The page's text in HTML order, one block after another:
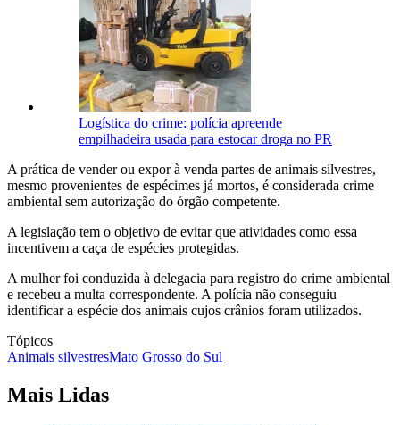
Logística do crime: polícia apreende
empilhadeira usada para estocar droga no PR
A prática de vender ou expor à venda partes de animais silvestres,
mesmo provenientes de espécimes já mortos, é considerada crime
ambiental sem autorização do órgão competente.
A legislação tem o objetivo de evitar que atividades como essa
incentivem a caça de espécies protegidas.
A mulher foi conduzida à delegacia para registro do crime ambiental
e recebeu a multa correspondente. A polícia não conseguiu
identificar a espécie dos animais cujos crânios foram utilizados.
Tópicos
Animais silvestresMato Grosso do Sul
Mais Lidas